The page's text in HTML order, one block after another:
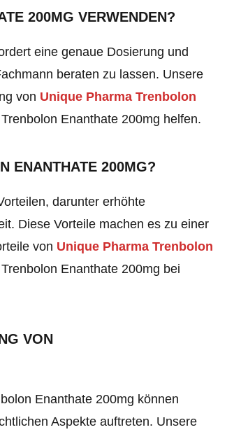
200MG VERWENDEN?
eine genaue Dosierung und
beraten zu lassen. Unsere
von Unique Pharma Trenbolon
Enanthate 200mg helfen.
ENANTHATE 200MG?
darunter erhöhte
Diese Vorteile machen es zu einer
von Unique Pharma Trenbolon
Enanthate 200mg bei
VON
Enanthate 200mg können
Aspekte auftreten. Unsere